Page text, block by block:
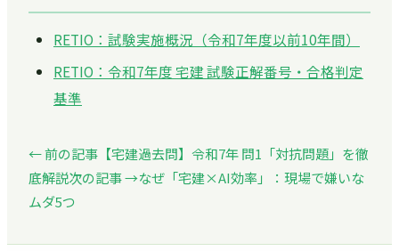
RETIO：試験実施概況（令和7年度以前10年間）
RETIO：令和7年度 宅建 試験正解番号・合格判定
基準
← 前の記事 【宅建過去問】令和7年 問1「対抗問題」を徹
底解説次の記事 →なぜ「宅建×AI効率」：現場で嫌いな
ムダ5つ